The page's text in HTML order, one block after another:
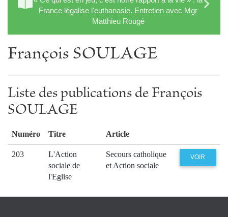
France légalise l'euthanasie. Entretien avec Mgr
Matthieu Rougé
François SOULAGE
Liste des publications de François
SOULAGE
Numéro Titre Article
203
L'Action
sociale de
l'Eglise
Secours catholique
et Action sociale
VOIR